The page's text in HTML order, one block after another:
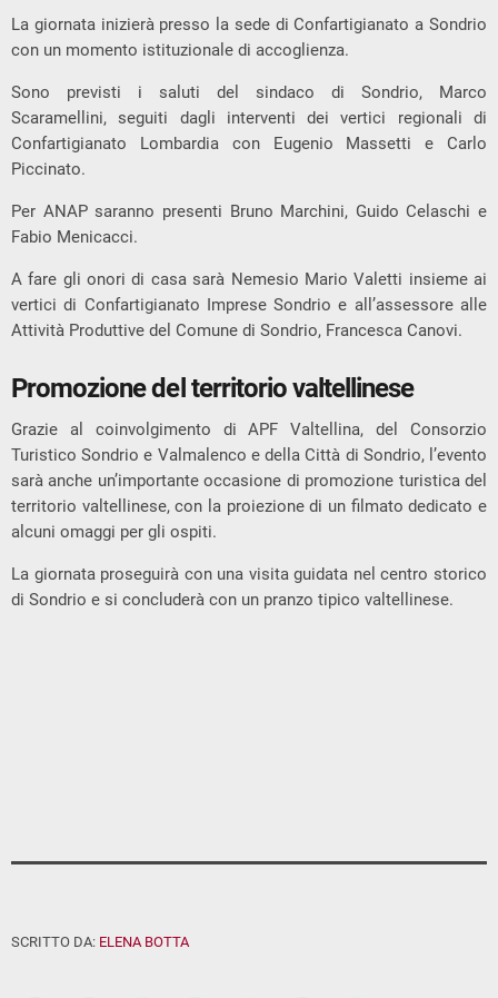
La giornata inizierà presso la sede di Confartigianato a Sondrio
con un momento istituzionale di accoglienza.
Sono previsti i saluti del sindaco di Sondrio, Marco
Scaramellini, seguiti dagli interventi dei vertici regionali di
Confartigianato Lombardia con Eugenio Massetti e Carlo
Piccinato.
Per ANAP saranno presenti Bruno Marchini, Guido Celaschi e
Fabio Menicacci.
A fare gli onori di casa sarà Nemesio Mario Valetti insieme ai
vertici di Confartigianato Imprese Sondrio e all’assessore alle
Attività Produttive del Comune di Sondrio, Francesca Canovi.
Promozione del territorio valtellinese
Grazie al coinvolgimento diAPF Valtellina, del Consorzio
Turistico Sondrio e Valmalenco e della Città di Sondrio, l’evento
sarà anche un’importante occasione di promozione turistica del
territorio valtellinese, con la proiezione di un filmato dedicato e
alcuni omaggi per gli ospiti.
La giornata proseguirà con una visita guidata nel centro storico
di Sondrio e si concluderà con un pranzo tipico valtellinese.
SCRITTO DA: ELENA BOTTA